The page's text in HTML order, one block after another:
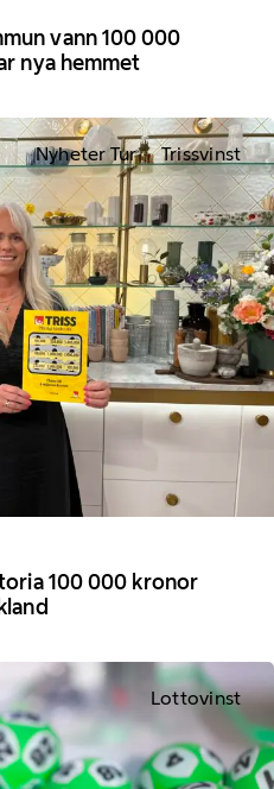
vann 100 000
nya hemmet
Nyheter Tur Trissvinst
100 000 kronor
Lottovinst